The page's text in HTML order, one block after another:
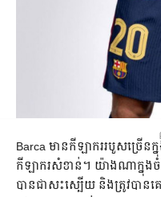
Barca មាន​កីឡាករ​របួស​ច្រើន​
កីឡាករ​សំខាន់។ យ៉ាង​ណា​​ក្នុង​
បាន​ជា​សះស្បើយ និង​​ត្រូវ​បាន​